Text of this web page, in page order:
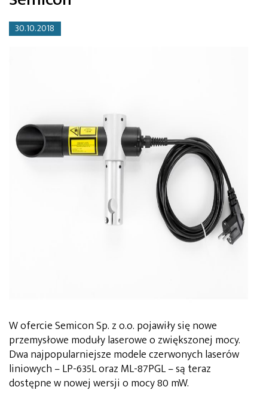
30.10.2018
W ofercie Semicon Sp. z o.o. pojawiły się nowe
przemysłowe moduły laserowe o zwiększonej mocy.
Dwa najpopularniejsze modele czerwonych laserów
liniowych – LP-635L oraz ML-87PGL – są teraz
dostępne w nowej wersji o mocy 80 mW.